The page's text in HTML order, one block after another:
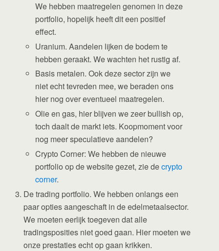
We hebben maatregelen genomen in deze
portfolio, hopelijk heeft dit een positief
effect.
Uranium. Aandelen lijken de bodem te
hebben geraakt. We wachten het rustig af.
Basis metalen. Ook deze sector zijn we
niet echt tevreden mee, we beraden ons
hier nog over eventueel maatregelen.
Olie en gas, hier blijven we zeer bullish op,
toch daalt de markt iets. Koopmoment voor
nog meer speculatieve aandelen?
Crypto Corner: We hebben de nieuwe
portfolio op de website gezet, zie decrypto
corner.
De trading portfolio. We hebben onlangs een
paar opties aangeschaft in de edelmetaalsector.
We moeten eerlijk toegeven dat alle
tradingsposities niet goed gaan. Hier moeten we
onze prestaties echt op gaan krikken.